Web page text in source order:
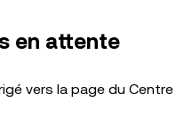
en attente
vers la page du